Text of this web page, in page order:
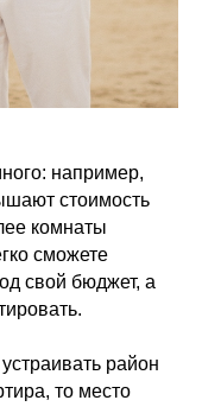
например,
стоимость
комнаты
сможете
свой бюджет, а
район
то место